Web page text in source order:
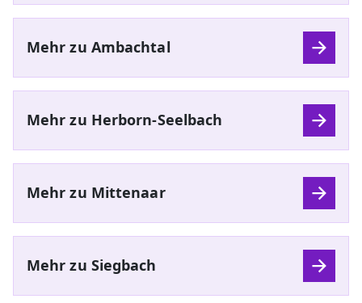
Mehr zu Ambachtal
Mehr zu Herborn-Seelbach
Mehr zu Mittenaar
Mehr zu Siegbach